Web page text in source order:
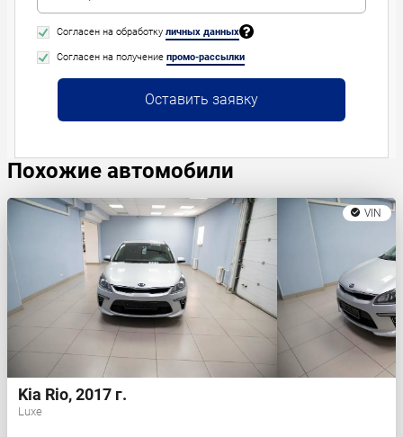
Согласен на обработку личных данных
Согласен на получение промо-рассылки
Оставить заявку
Похожие автомобили
VIN
Kia Rio, 2017 г.
Luxe